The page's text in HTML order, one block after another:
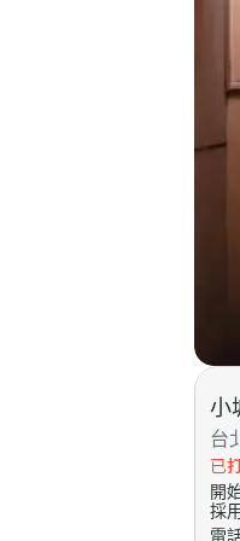
小
台
已
開
採
電